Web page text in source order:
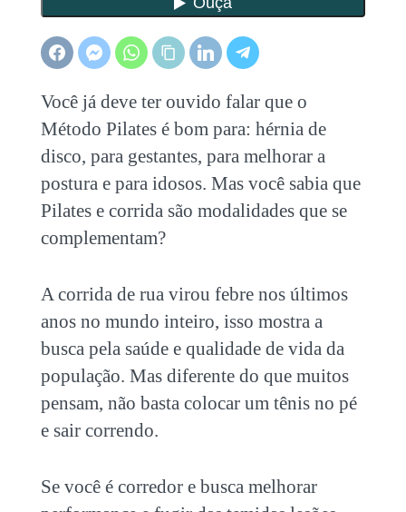
Você já deve ter ouvido falar que o
Método Pilates é bom para: hérnia de
disco, para gestantes, para melhorar a
postura e para idosos. Mas você sabia que
Pilates e corridasão modalidades que se
complementam?
A corrida de rua virou febre nos últimos
anos no mundo inteiro, isso mostra a
busca pela saúde e qualidade de vida da
população. Mas diferente do que muitos
pensam, não basta colocar um tênis no pé
e sair correndo.
Se você é corredor e busca melhorar